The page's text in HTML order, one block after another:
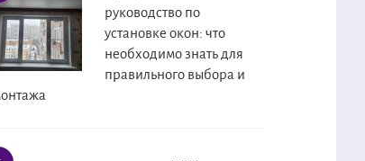
руководство по
установке окон: что
необходимо знать для
правильного выбора и